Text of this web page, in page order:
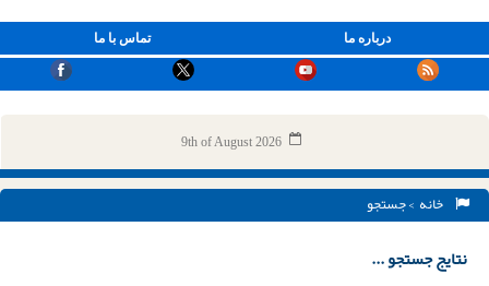
تماس با ما درباره ما
9th of August 2026
خانه > جستجو
نتایج جستجو ...